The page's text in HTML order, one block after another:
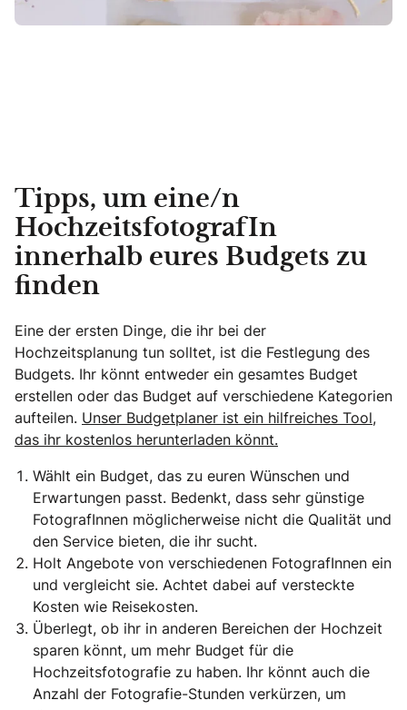
Tipps, um eine/n
HochzeitsfotografIn
innerhalb eures Budgets zu
finden
Eine der ersten Dinge, die ihr bei der
Hochzeitsplanung tun solltet, ist die Festlegung des
Budgets. Ihr könnt entweder ein gesamtes Budget
erstellen oder das Budget auf verschiedene Kategorien
aufteilen. Unser Budgetplaner ist ein hilfreiches Tool,
das ihr kostenlos herunterladen könnt.
Wählt ein Budget, das zu euren Wünschen und
Erwartungen passt. Bedenkt, dass sehr günstige
FotografInnen möglicherweise nicht die Qualität und
den Service bieten, die ihr sucht.
Holt Angebote von verschiedenen FotografInnen ein
und vergleicht sie. Achtet dabei auf versteckte
Kosten wie Reisekosten.
Überlegt, ob ihr in anderen Bereichen der Hochzeit
sparen könnt, um mehr Budget für die
Hochzeitsfotografie zu haben. Ihr könnt auch die
Anzahl der Fotografie-Stunden verkürzen, um